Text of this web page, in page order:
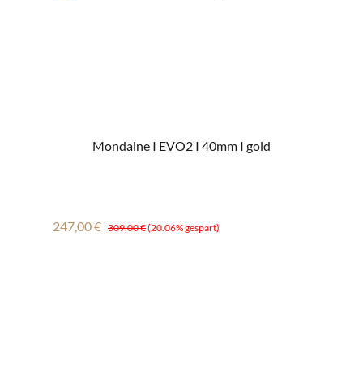
Mondaine I EVO2 I 40mm I gold
Verkaufspreis:
247,00 € Regulärer Preis:
309,00 €(20.06% gespart)